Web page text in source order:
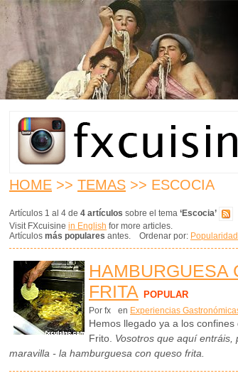
HOME >> TEMAS >> ESCOCIA
Artículos 1 al 4 de 4 artículos sobre el tema ‘Escocia’
Visit FXcuisine in English for more articles.
Artículos más populares antes. Ordenar por: Popularidad
HAMBURGUESA
FRITA
POPULAR
Por fx en Experiencias
Hemos llegado ya a los
Frito. Vosotros que aquí
maravilla - la hamburguesa con queso frita.